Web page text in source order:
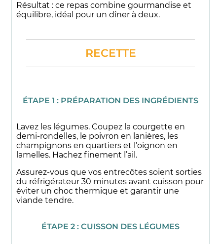
Résultat : ce repas combine gourmandise et
équilibre, idéal pour un dîner à deux.
RECETTE
ÉTAPE 1 : PRÉPARATION DES INGRÉDIENTS
Lavez les légumes. Coupez la courgette en
demi-rondelles, le poivron en lanières, les
champignons en quartiers et l’oignon en
lamelles. Hachez finement l’ail.
Assurez-vous que vos entrecôtes soient sorties
du réfrigérateur 30 minutes avant cuisson pour
éviter un choc thermique et garantir une
viande tendre.
ÉTAPE 2 : CUISSON DES LÉGUMES